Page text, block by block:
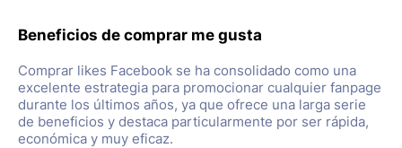
Beneficios de comprar me gusta
Comprar likes Facebook se ha consolidado como una
excelente estrategia para promocionar cualquier fanpage
durante los últimos años, ya que ofrece una larga serie
de beneficios y destaca particularmente por ser rápida,
económica y muy eficaz.